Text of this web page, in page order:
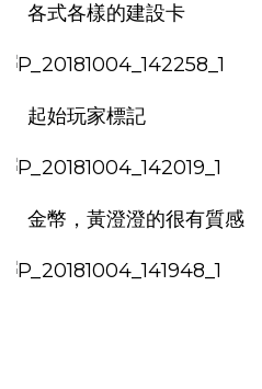
各式各樣的建設卡
起始玩家標記
金幣，黃澄澄的很有質感